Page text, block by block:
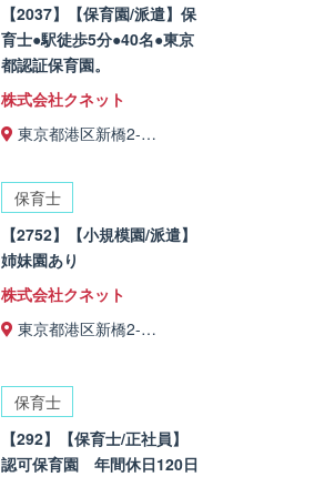
【2037】【保育園/派遣】保
育士●駅徒歩5分●40名●東京
都認証保育園。
株式会社クネット
東京都港区新橋2-…
保育士
【2752】【小規模園/派遣】
姉妹園あり
株式会社クネット
東京都港区新橋2-…
保育士
【292】【保育士/正社員】
認可保育園 年間休日120日